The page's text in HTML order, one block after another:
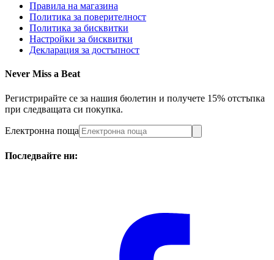
Правила на магазина
Политика за поверителност
Политика за бисквитки
Настройки за бисквитки
Декларация за достъпност
Never Miss a Beat
Регистрирайте се за нашия бюлетин и получете 15% отстъпка
при следващата си покупка.
Електронна поща
Последвайте ни: